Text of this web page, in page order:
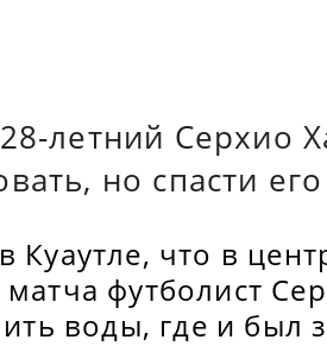
летний Серхио
но спасти
что в
футболист
воды, где и был